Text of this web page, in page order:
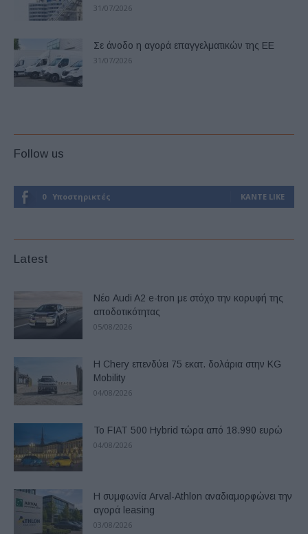
31/07/2026
Σε άνοδο η αγορά επαγγελματικών της ΕΕ
31/07/2026
Follow us
0 Υποστηρικτές ΚΆΝΤΕ LIKE
Latest
Νέο Audi A2 e-tron με στόχο την κορυφή της
αποδοτικότητας
05/08/2026
Η Chery επενδύει 75 εκατ. δολάρια στην KG
Mobility
04/08/2026
Το FIAT 500 Hybrid τώρα από 18.990 ευρώ
04/08/2026
Η συμφωνία Arval-Athlon αναδιαμορφώνει την
αγορά leasing
03/08/2026